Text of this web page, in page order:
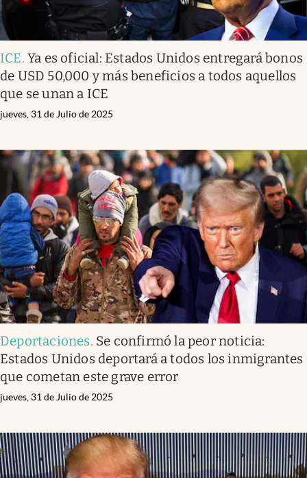
ICE.Ya es oficial: Estados Unidos entregará bonos
de USD 50,000 y más beneficios a todos aquellos
que se unan a ICE
jueves, 31 de Julio de 2025
Deportaciones. Se confirmó la peor noticia:
Estados Unidos deportará a todos los inmigrantes
que cometan este grave error
jueves, 31 de Julio de 2025